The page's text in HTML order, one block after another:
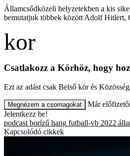
Államcsődközeli helyzetekben a kis
bemutatjuk többek között Adolf Hitlert,
Csatlakozz a Körhöz, hogy
Ezt az adást csak Belső kör és
Megnézem a csomagokat
Már
Jelentkezz be!
podcast borízű hang futball-vb 2022
Kapcsolódó cikkek